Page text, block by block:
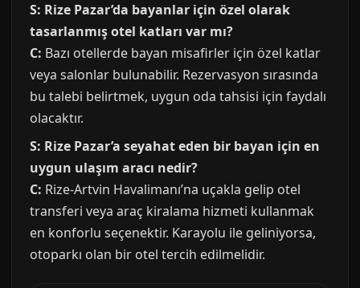
S: Rize Pazar’da bayanlar için özel olarak
tasarlanmış otel katları var mı?
C: Bazı otellerde bayan misafirler için özel katlar
veya salonlar bulunabilir. Rezervasyon sırasında
bu talebi belirtmek, uygun oda tahsisi için faydalı
olacaktır.
S: Rize Pazar’a seyahat eden bir bayan için en
uygun ulaşım aracı nedir?
C: Rize-Artvin Havalimanı’na uçakla gelip otel
transferi veya araç kiralama hizmeti kullanmak
en konforlu seçenektir. Karayolu ile geliniyorsa,
otoparkı olan bir otel tercih edilmelidir.